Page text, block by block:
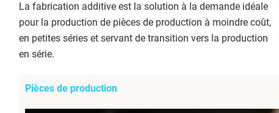
La fabrication additive est la solution à la demande idéale
pour la production de pièces de production à moindre coût,
en petites séries et servant de transition vers la production
en série.
Pièces de production